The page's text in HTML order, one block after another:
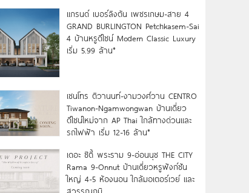
แกรนด์ เบอร์ลิงตัน เพชรเกษม-สาย 4
GRAND BURLINGTON Petchkasem-Sai
4 บ้านหรูดีไซน์ Modern Classic Luxury
เริ่ม 5.99 ล้าน*
เซนโทร ติวานนท์-งามวงศ์วาน CENTRO
Tiwanon-Ngamwongwan บ้านเดี่ยว
ดีไซน์ใหม่จาก AP Thai ใกล้ทางด่วนและ
รถไฟฟ้า เริ่ม 12-16 ล้าน*
เดอะ ซิตี้ พระราม 9-อ่อนนุช THE CITY
Rama 9-Onnut บ้านเดี่ยวหรูฟังก์ชัน
ใหญ่ 4-5 ห้องนอน ใกล้มอเตอร์เวย์ และ